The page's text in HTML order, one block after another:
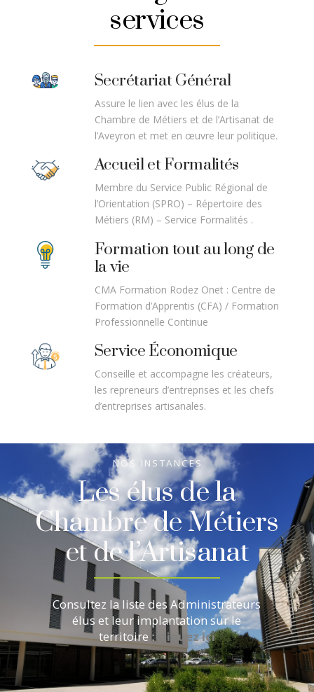
services
Secrétariat Général
Assure le lien avec les élus de la
Chambre de Métiers et de l’Artisanat de
l’Aveyron et met en œuvre leur politique.
Accueil et Formalités
Membre du Service Public Régional de
l’Orientation (SPRO) – Répertoire des
Métiers (RM) – Service Formalités .
Formation tout au long de
la vie
CMA Formation Rodez Onet : Centre de
Formation d’Apprentis (CFA) / Formation
Professionnelle Continue
Service Économique
Conseille et accompagne les créateurs,
les repreneurs d’entreprises et les chefs
d’entreprises artisanales.
NOS INSTANCES
Les élus de la
Chambre de Métiers
et de l’Artisanat
Consultez la liste des Administrateurs
élus et leur implantation sur le
territoire : cliquez ici